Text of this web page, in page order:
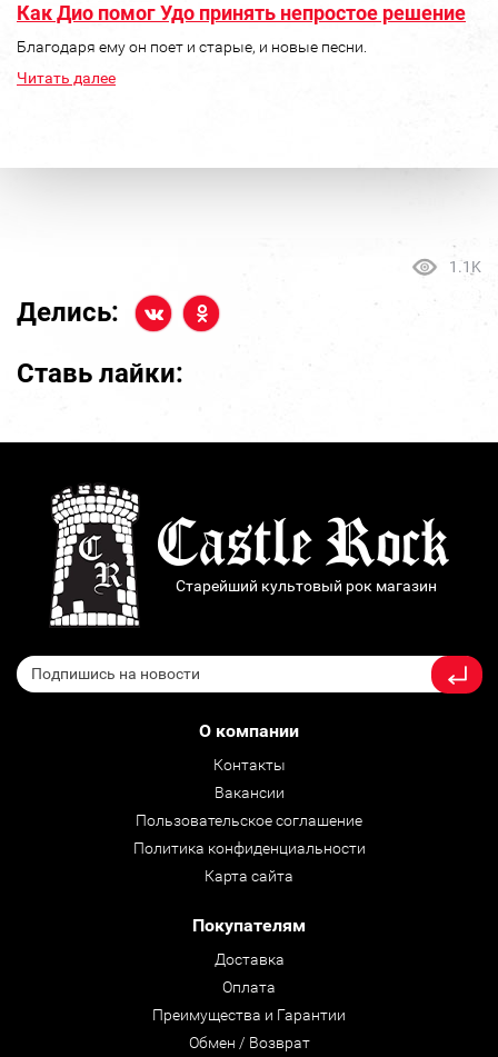
Как Дио помог Удо принять непростое решение
Благодаря ему он поет и старые, и новые песни.
Читать далее
1.1K
Делись:
Ставь лайки:
Старейший культовый рок магазин
О компании
Контакты
Вакансии
Пользовательское соглашение
Политика конфиденциальности
Карта сайта
Покупателям
Доставка
Оплата
Преимущества и Гарантии
Обмен / Возврат